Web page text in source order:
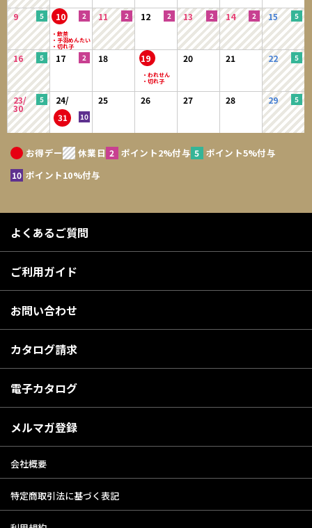
9 10 11 12 13 14 15
16 17 18 19 20 21 22
23/
30
24/
31
25 26 27 28 29
お得デー 休業日 ポイント2%付与
ポイント5%付与
ポイント10%付与
よくあるご質問
ご利用ガイド
お問い合わせ
カタログ請求
電子カタログ
メルマガ登録
会社概要
特定商取引法に基づく表記